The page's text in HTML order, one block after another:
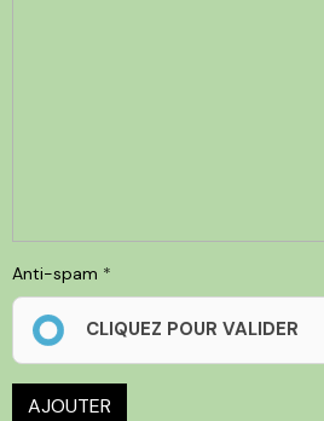
Anti-spam
CLIQUEZ POUR VALIDER
AJOUTER